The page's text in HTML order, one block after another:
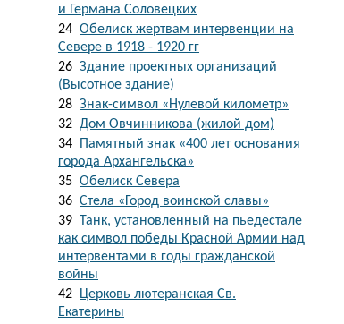
и Германа Соловецких
24 Обелиск жертвам интервенции на
Севере в 1918 - 1920 гг
26 Здание проектных организаций
(Высотное здание)
28 Знак-символ «Нулевой километр»
32 Дом Овчинникова (жилой дом)
34
Памятный знак «400 лет основания
города Архангельска»
35 Обелиск Севера
36 Стела «Город воинской славы»
39 Танк, установленный на пьедестале
как символ победы Красной Армии над
интервентами в годы гражданской
войны
42
Церковь лютеранская Св.
Екатерины